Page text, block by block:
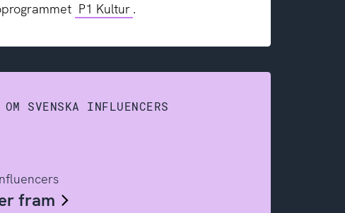
P1 Kultur .
SVENSKA INFLUENCERS
fram